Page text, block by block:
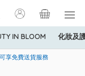
IN BLOOM 化妝及
達5%簽賬回贈！
享免費送貨服務
金額少於HK$600(折